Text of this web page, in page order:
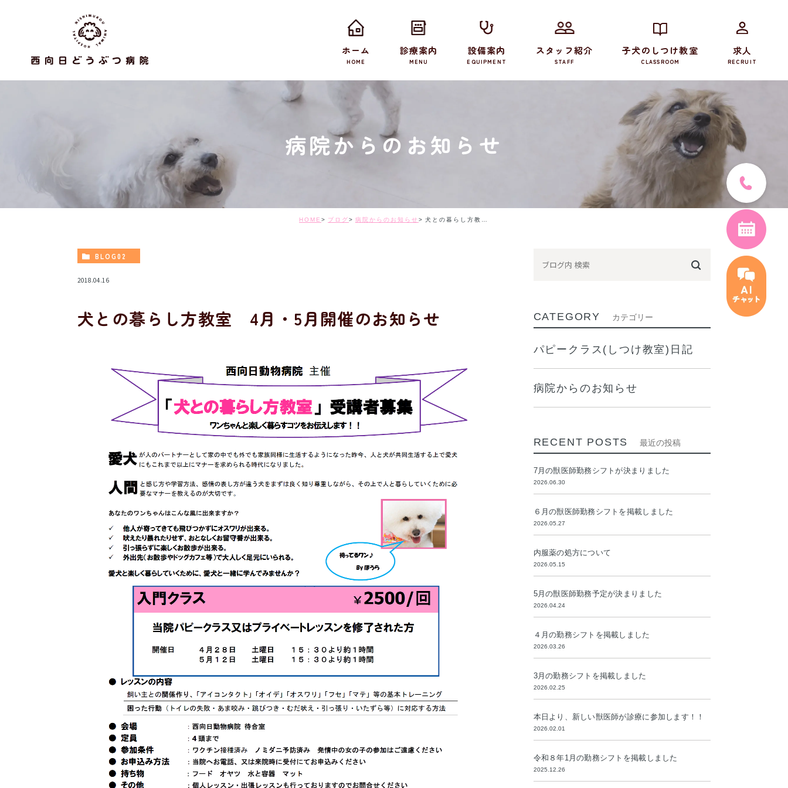
ホーム
HOME
診療案内
MENU
設備案内
EQUIPMENT
スタッフ紹介
STAFF
子犬のしつけ教室
CLASSROOM
求人
RECRUIT
病院からのお知らせ
HOME ブログ 病院からのお知らせ 犬との暮らし方教室 4月・5月開催のお知らせ
BLOG02
2018.04.16
犬との暮らし方教室 4月・5月開催のお知らせ CATEGORY カテゴリー
パピークラス(しつけ教室)日記
病院からのお知らせ
RECENT POSTS 最近の投稿
7月の獣医師勤務シフトが決まりました
2026.06.30
６月の獣医師勤務シフトを掲載しました
2026.05.27
内服薬の処方について
2026.05.15
5月の獣医師勤務予定が決まりました
2026.04.24
４月の勤務シフトを掲載しました
2026.03.26
3月の勤務シフトを掲載しました
2026.02.25
本日より、新しい獣医師が診療に参加します！！
2026.02.01
令和８年1月の勤務シフトを掲載しました
2025.12.26